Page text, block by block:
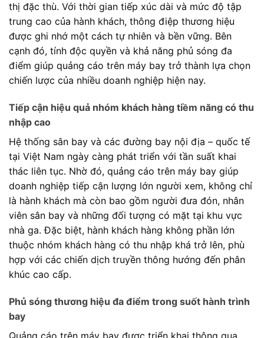
thị đặc thù. Với thời gian tiếp xúc dài và mức độ tập
trung cao của hành khách, thông điệp thương hiệu
được ghi nhớ một cách tự nhiên và bền vững. Bên
cạnh đó, tính độc quyền và khả năng phủ sóng đa
điểm giúp quảng cáo trên máy bay trở thành lựa chọn
chiến lược của nhiều doanh nghiệp hiện nay.
Tiếp cận hiệu quả nhóm khách hàng tiềm năng có thu
nhập cao
Hệ thống sân bay và các đường bay nội địa – quốc tế
tại Việt Nam ngày càng phát triển với tần suất khai
thác liên tục. Nhờ đó, quảng cáo trên máy bay giúp
doanh nghiệp tiếp cận lượng lớn người xem, không chỉ
là hành khách mà còn bao gồm người đưa đón, nhân
viên sân bay và những đối tượng có mặt tại khu vực
nhà ga. Đặc biệt, hành khách hàng không phần lớn
thuộc nhóm khách hàng có thu nhập khá trở lên, phù
hợp với các chiến dịch truyền thông hướng đến phân
khúc cao cấp.
Phủ sóng thương hiệu đa điểm trong suốt hành trình
bay